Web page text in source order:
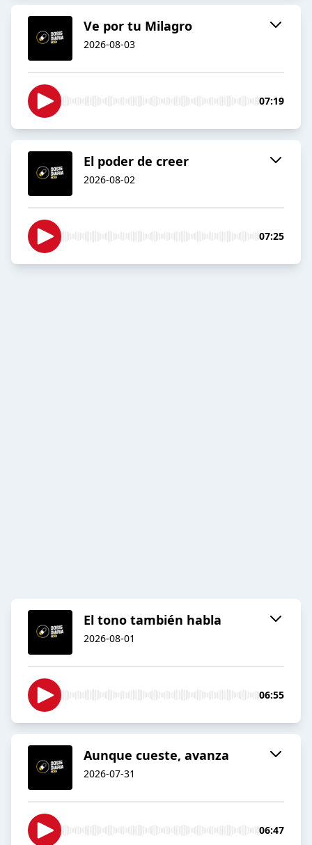
Ve por tu Milagro
2026-08-03
07:19
El poder de creer
2026-08-02
07:25
El tono también habla
2026-08-01
06:55
Aunque cueste, avanza
2026-07-31
06:47